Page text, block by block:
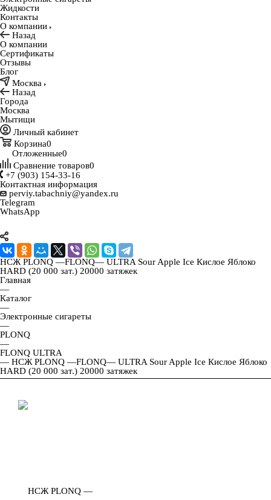
Жидкости
Контакты
О компании
Назад
О компании
Сертификаты
Отзывы
Блог
Москва
Назад
Города
Москва
Мытищи
Личный кабинет
Корзина0
Отложенные0
Сравнение товаров0
+7 (903) 154-33-16
Контактная информация
perviy.tabachniy@yandex.ru
Telegram
WhatsApp
НСЖ PLONQ —FLONQ— ULTRA Sour Apple Ice Кислое Яблоко
HARD (20 000 зат.) 20000 затяжек
Главная
—
Каталог
—
Электронные сигареты
—
PLONQ
—
FLONQ ULTRA
— НСЖ PLONQ —FLONQ— ULTRA Sour Apple Ice Кислое Яблоко
HARD (20 000 зат.) 20000 затяжек